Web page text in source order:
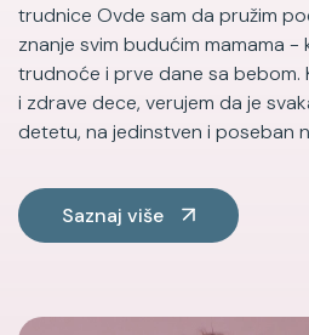
trudnice Ovde sam da pružim
znanje svim budućim mamama -
trudnoće i prve dane sa bebom.
i zdrave dece, verujem da je
detetu, na jedinstven i poseban
Saznaj više